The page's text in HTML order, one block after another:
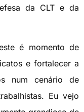
da CLT e da
é momento de
e fortalecer a
num cenário de
Eu vejo